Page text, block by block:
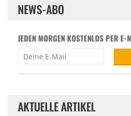
NEWS-ABO
JEDEN MORGEN KOSTENLOS PER E-
AKTUELLE ARTIKEL